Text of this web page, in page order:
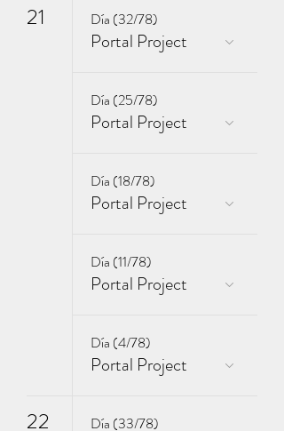
21 Día (32/78)
Portal Project
Día (25/78)
Portal Project
Día (18/78)
Portal Project
Día (11/78)
Portal Project
Día (4/78)
Portal Project
22 Día (33/78)